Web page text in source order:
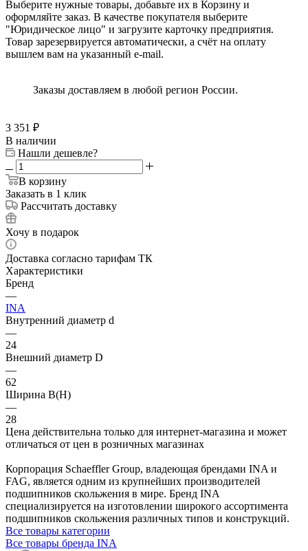
Выберите нужные товары, добавьте их в Корзину и
оформляйте заказ. В качестве покупателя выберите
"Юридическое лицо" и загрузите карточку предприятия.
Товар зарезервируется автоматически, а счёт на оплату
вышлем вам на указанный e-mail.
Заказы доставляем в любой регион России.
3 351 ₽
В наличии
Нашли дешевле?
В корзину
Заказать в 1 клик
Рассчитать доставку
Хочу в подарок
Доставка согласно тарифам ТК
Характеристики
Бренд
—
INA
Внутренний диаметр d
—
24
Внешний диаметр D
—
62
Ширина B(H)
—
28
Цена действительна только для интернет-магазина и может
отличаться от цен в розничных магазинах
Корпорация Schaeffler Group, владеющая брендами INA и
FAG, является одним из крупнейших производителей
подшипников скольжения в мире. Бренд INA
специализируется на изготовлении широкого ассортимента
подшипников скольжения различных типов и конструкций.
Все товары категории
Все товары бренда INA